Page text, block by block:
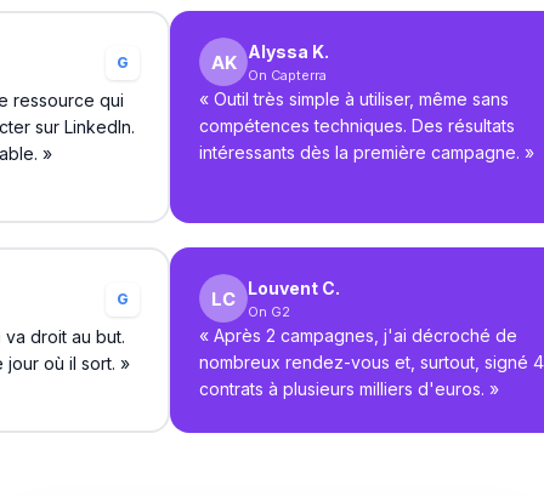
G
ressource qui
sur LinkedIn.
»
Alyssa K.
On Capterra
« Outil très simple à utiliser, même sans
compétences techniques. Des résultats
intéressants dès la première campagne. »
G
va droit au but.
où il sort. »
Louvent C.
On G2
« Après 2 campagnes, j'ai décroché de
nombreux rendez-vous et, surtout, signé 4
contrats à plusieurs milliers d'euros. »